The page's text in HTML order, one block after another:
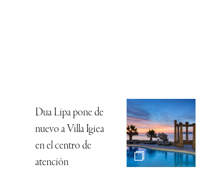
Dua Lipa pone de
nuevo a Villa Igiea
en el centro de
atención